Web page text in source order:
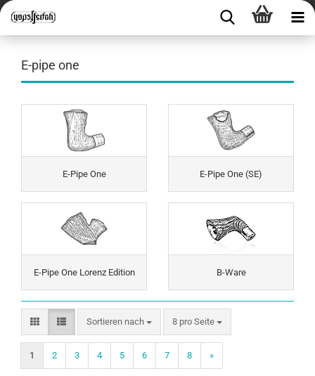
E-pipe one
E-Pipe One E-Pipe One (SE)
E-Pipe One Lorenz Edition B-Ware
Sortieren nach 8 pro Seite
1 2 3 4 5 6 7 8 »